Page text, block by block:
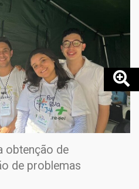
obtenção de
de problemas